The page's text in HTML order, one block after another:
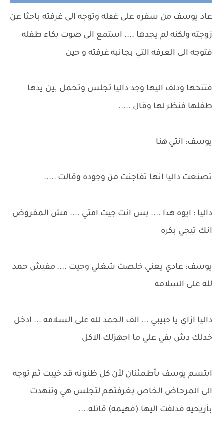
عاد يوسف من سفره على غفله وتوجه الى غرفته باحثا عن
زوجته ولكنه لم يجدها .... استمع الى صوت بكاء طفله
فتوجه الى الغرفه التي بجانبه غرفته و حين
فتتحها ودلف اليها وجد داليا تجلس وتحمل بين يدها
طفلها فنظر لها وقال .....
يوسف: انتي هنا
تصنعت داليا انها تفاجئت من وجوده وقالت .....
داليا : ايوه هذا .... بس انت جيت امتي .... مش المفروض
انك تيجي بكره
يوسف: عادي يعني خلصت شغلي وجيت .... مفيش حمد
لله على السلامه
داليا ازاي يا حبيبي ... الف الحمد لله على السلامه ... ادخل
خدلك دش بقي علي ما اجهزلك الاكل
ابتسم يوسف بأطمئنان لأن كل ظنونه قد خيبت ثم توجه
الى المرحاض الخاص بغرفتهم لتجلس هي وتنهدت
بأريحيه فدلفت اليها (فهیمه) قائله....